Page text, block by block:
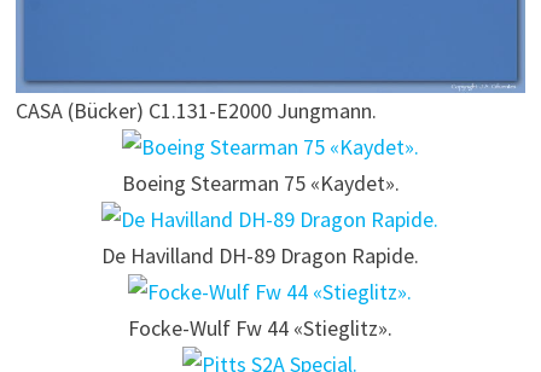
CASA (Bücker) C1.131-E2000 Jungmann.
Boeing Stearman 75 «Kaydet».
De Havilland DH-89 Dragon Rapide.
Focke-Wulf Fw 44 «Stieglitz».